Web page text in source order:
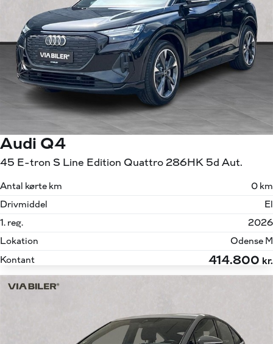
Audi Q4
45 E-tron S Line Edition Quattro 286HK 5d Aut.
Antal kørte km
0 km
Drivmiddel
El
1. reg.
2026
Lokation
Odense M
Kontant
414.800 kr.